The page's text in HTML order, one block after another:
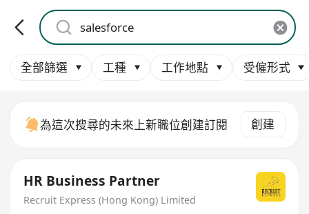
全部篩選 工種 工作地點 受僱形式
為這次搜尋的未來上新職位創建訂閱 創建
HR Business Partner
Recruit Express (Hong Kong) Limited